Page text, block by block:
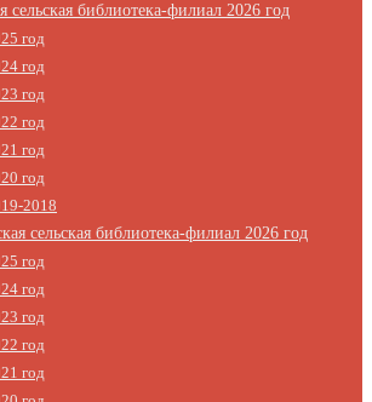
сельская библиотека-филиал 2026 год
год
год
год
год
год
год
2018
сельская библиотека-филиал 2026 год
год
год
год
год
год